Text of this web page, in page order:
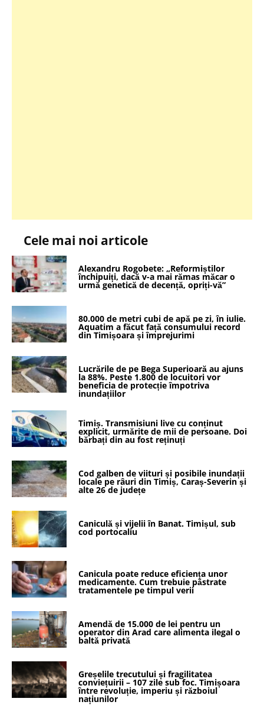
Cele mai noi articole
Alexandru Rogobete: „Reformiștilor
închipuiți, dacă v-a mai rămas măcar o
urmă genetică de decență, opriți-vă”
80.000 de metri cubi de apă pe zi, în iulie.
Aquatim a făcut față consumului record
din Timișoara și împrejurimi
Lucrările de pe Bega Superioară au ajuns
la 88%. Peste 1.800 de locuitori vor
beneficia de protecție împotriva
inundațiilor
Timiș. Transmisiuni live cu conținut
explicit, urmărite de mii de persoane. Doi
bărbați din au fost reținuți
Cod galben de viituri și posibile inundații
locale pe râuri din Timiș, Caraș-Severin și
alte 26 de județe
Caniculă și vijelii în Banat. Timișul, sub
cod portocaliu
Canicula poate reduce eficiența unor
medicamente. Cum trebuie păstrate
tratamentele pe timpul verii
Amendă de 15.000 de lei pentru un
operator din Arad care alimenta ilegal o
baltă privată
Greșelile trecutului și fragilitatea
conviețuirii – 107 zile sub foc. Timișoara
între revoluție, imperiu și războiul
națiunilor